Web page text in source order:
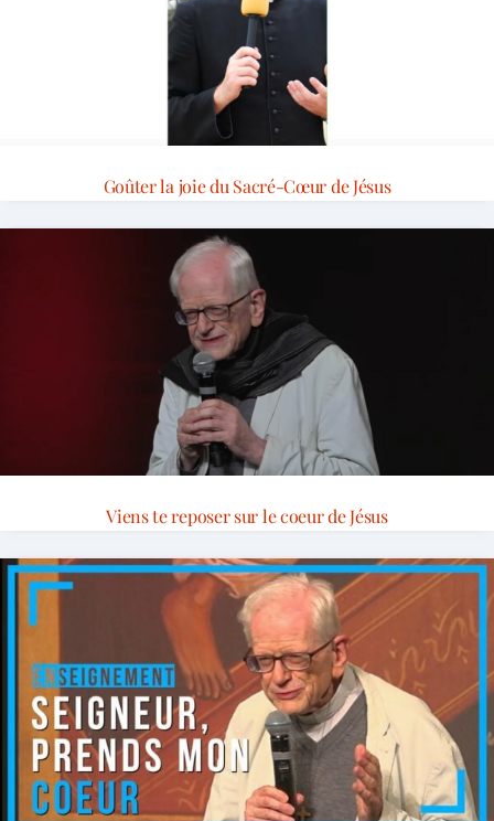
Goûter la joie du Sacré-Cœur de Jésus
Viens te reposer sur le coeur de Jésus